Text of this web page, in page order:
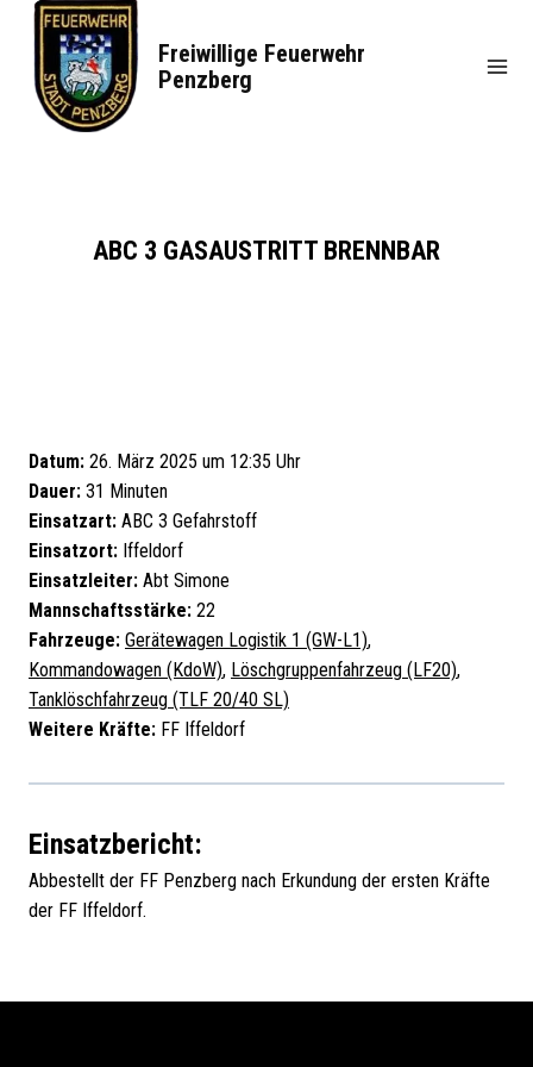
springen
Freiwillige Feuerwehr
Penzberg
ABC 3 GASAUSTRITT BRENNBAR
Datum: 26. März 2025 um 12:35 Uhr
Dauer: 31 Minuten
Einsatzart: ABC 3 Gefahrstoff
Einsatzort: Iffeldorf
Einsatzleiter: Abt Simone
Mannschaftsstärke: 22
Fahrzeuge: Gerätewagen Logistik 1 (GW-L1),
Kommandowagen (KdoW), Löschgruppenfahrzeug (LF20),
Tanklöschfahrzeug (TLF 20/40 SL)
Weitere Kräfte: FF Iffeldorf
Einsatzbericht:
Abbestellt der FF Penzberg nach Erkundung der ersten Kräfte
der FF Iffeldorf.